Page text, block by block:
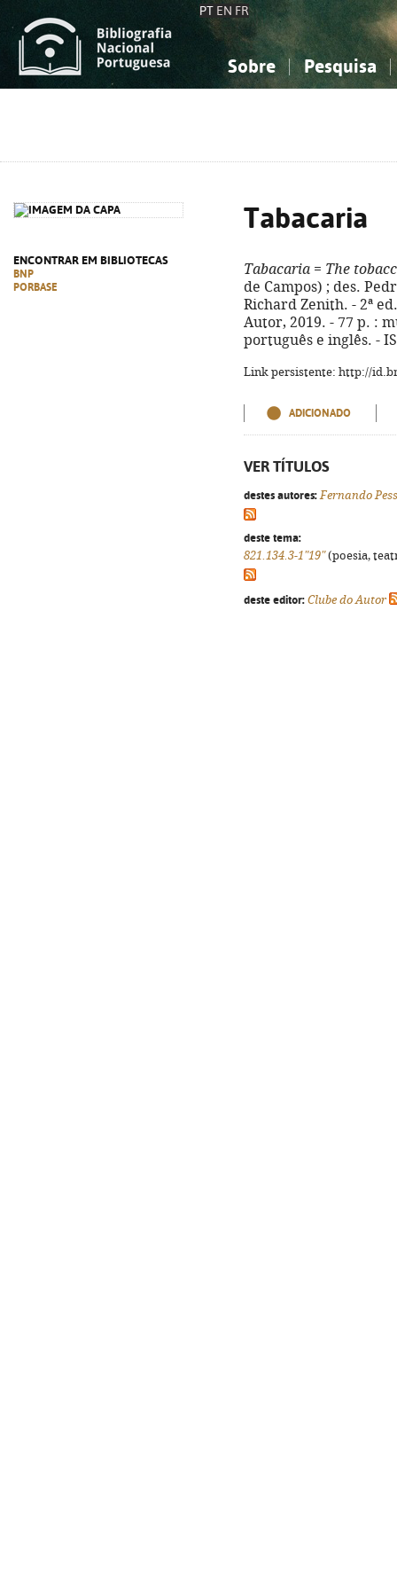
PT EN FR
Sobre Pesquisa
ENCONTRAR EM BIBLIOTECAS
BNP
PORBASE
Tabacaria
Tabacaria = The
de Campos) ; des.
Richard Zenith. - 2ª
Autor, 2019. - 77 p. :
português e inglês. -
Link persistente: http://
ADICIONADO
VER TÍTULOS
destes autores: Fernando
deste tema:
821.134.3-1"19"(poesia,
deste editor: Clube do Autor